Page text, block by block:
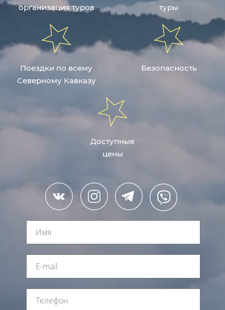
организация туров
туры
Поездки по всему
Северному Кавказу
Безопасность
Доступные
цены